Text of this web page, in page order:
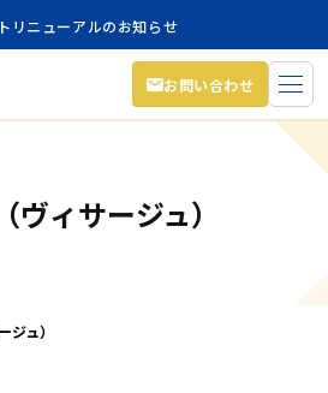
リニューアルのお知らせ
お問い合わせ
ィサージュ）
ュ）